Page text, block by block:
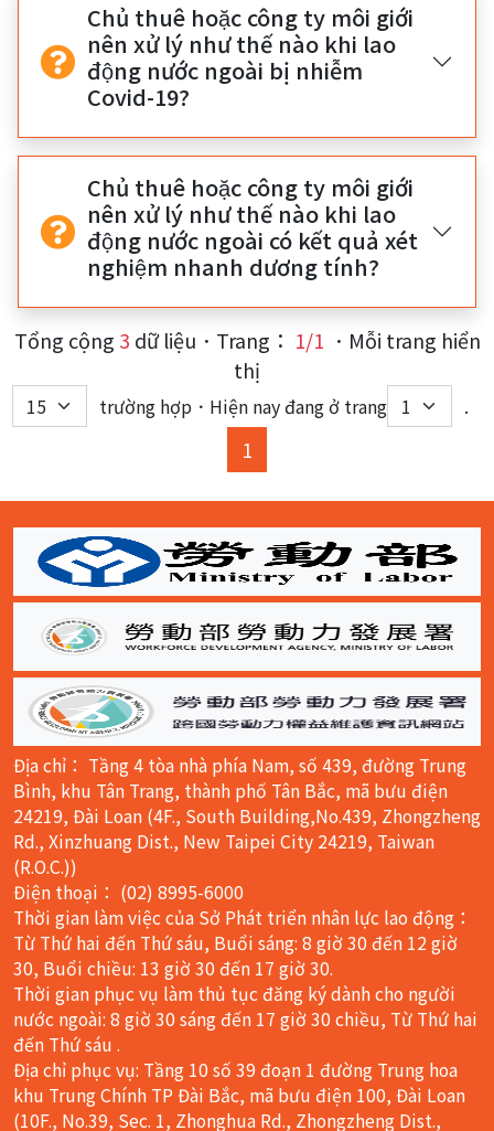
Chủ thuê hoặc công ty môi giới
nên xử lý như thế nào khi lao
động nước ngoài bị nhiễm
Covid-19?
Chủ thuê hoặc công ty môi giới
nên xử lý như thế nào khi lao
động nước ngoài có kết quả xét
nghiệm nhanh dương tính?
Tổng cộng 3 dữ liệu．Trang： 1/1 ．Mỗi trang hiển
thị
trường hợp．Hiện nay đang ở trang .
1
Địa chỉ： Tầng 4 tòa nhà phía Nam, số 439, đường Trung
Bình, khu Tân Trang, thành phố Tân Bắc, mã bưu điện
24219, Đài Loan (4F., South Building,No.439, Zhongzheng
Rd., Xinzhuang Dist., New Taipei City 24219, Taiwan
(R.O.C.))
Điện thoại： (02) 8995-6000
Thời gian làm việc của Sở Phát triển nhân lực lao động：
Từ Thứ hai đến Thứ sáu, Buổi sáng: 8 giờ 30 đến 12 giờ
30, Buổi chiều: 13 giờ 30 đến 17 giờ 30.
Thời gian phục vụ làm thủ tục đăng ký dành cho người
nước ngoài: 8 giờ 30 sáng đến 17 giờ 30 chiều, Từ Thứ hai
đến Thứ sáu .
Địa chỉ phục vụ: Tầng 10 số 39 đoạn 1 đường Trung hoa
khu Trung Chính TP Đài Bắc, mã bưu điện 100, Đài Loan
(10F., No.39, Sec. 1, Zhonghua Rd., Zhongzheng Dist.,